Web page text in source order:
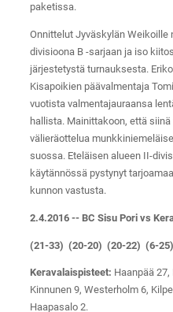
paketissa.
Onnittelut Jyväskylän Weikoille
divisioona B -sarjaan ja iso
järjestetystä turnauksesta.
Kisapoikien päävalmentaja
vuotista valmentajauraansa
hallista. Mainittakoon, että
välieräottelua
suossa. Eteläisen alueen II-
käytännössä pystynyt
kunnon vastusta.
2.4.2016 -- BC Sisu Pori vs
(21-33) (20-20) (20-22) (6-25)
Keravalaispisteet: Haanpää 27,
Kinnunen 9, Westerholm 6,
Haapasalo 2.